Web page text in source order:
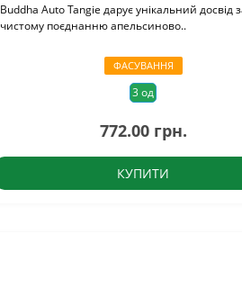
Buddha Auto Tangie дарує унікальний досвід
чистому поєднанню апельсиново..
ФАСУВАННЯ
3 од
772.00 грн.
КУПИТИ